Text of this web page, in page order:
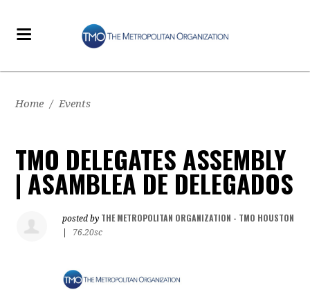
Home / Events
TMO DELEGATES ASSEMBLY
| ASAMBLEA DE DELEGADOS
posted by THE METROPOLITAN ORGANIZATION - TMO HOUSTON
76.20sc